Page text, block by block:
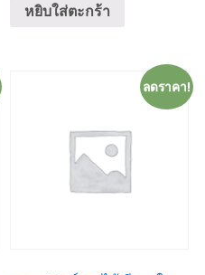
หยิบใส่ตะกร้า
ลดราคา!